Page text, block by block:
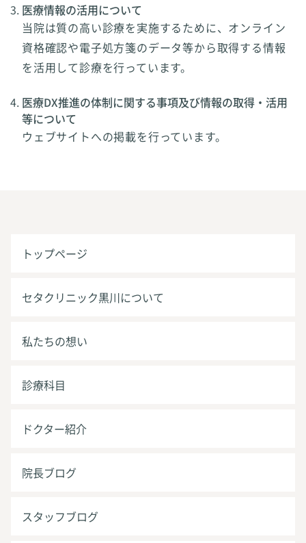
医療情報の活用について
当院は質の高い診療を実施するために、オンライン
資格確認や電子処方箋のデータ等から取得する情報
を活用して診療を行っています。
医療DX推進の体制に関する事項及び情報の取得・活用
等について
ウェブサイトへの掲載を行っています。
トップページ
セタクリニック黒川について
私たちの想い
診療科目
ドクター紹介
院長ブログ
スタッフブログ